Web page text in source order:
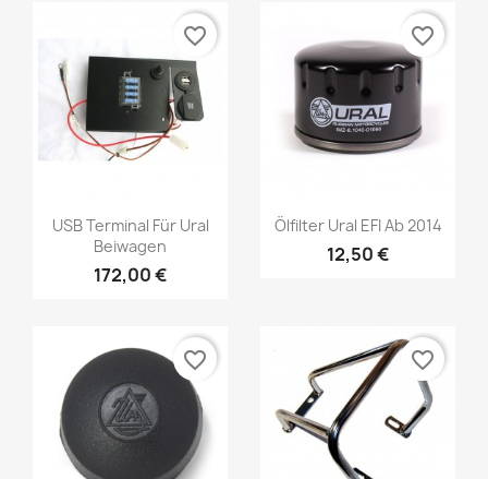
USB Terminal Für Ural
Beiwagen
172,00 €
favorite_border
Ölfilter Ural EFI Ab 2014
12,50 €
favorite_border
favorite_border favorite_border